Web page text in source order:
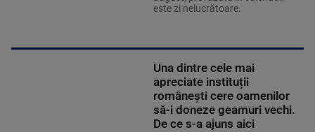
este zi nelucrătoare.
Una dintre cele mai
apreciate instituții
românești cere oamenilor
să-i doneze geamuri vechi.
De ce s-a ajuns aici